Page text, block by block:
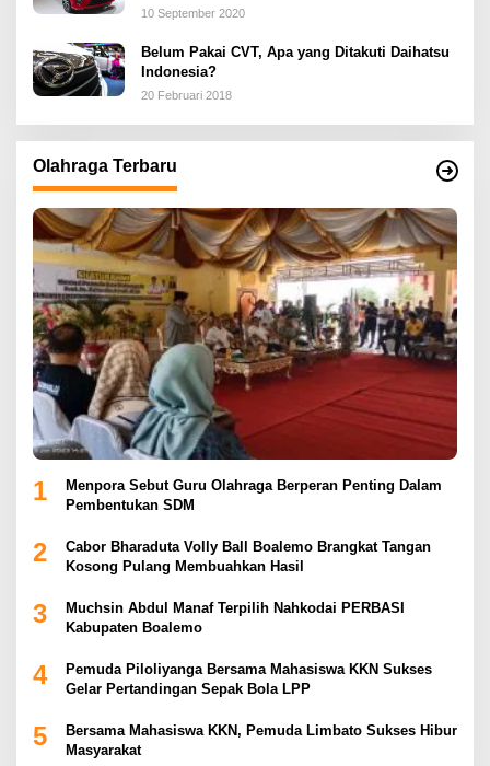
10 September 2020
Belum Pakai CVT, Apa yang Ditakuti Daihatsu
Indonesia?
20 Februari 2018
Olahraga Terbaru
1
Menpora Sebut Guru Olahraga Berperan Penting Dalam
Pembentukan SDM
2
Cabor Bharaduta Volly Ball Boalemo Brangkat Tangan
Kosong Pulang Membuahkan Hasil
3
Muchsin Abdul Manaf Terpilih Nahkodai PERBASI
Kabupaten Boalemo
4
Pemuda Piloliyanga Bersama Mahasiswa KKN Sukses
Gelar Pertandingan Sepak Bola LPP
5
Bersama Mahasiswa KKN, Pemuda Limbato Sukses Hibur
Masyarakat